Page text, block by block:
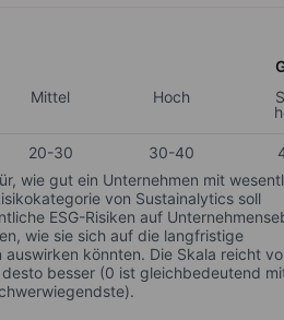
Mittel
Hoch
20-30 30-40
wie gut ein Unternehmen mit
von Sustainalytics soll
ESG-Risiken auf
wie sie sich auf die langfristige
könnten. Die Skala reicht
besser (0 ist gleichbedeutend